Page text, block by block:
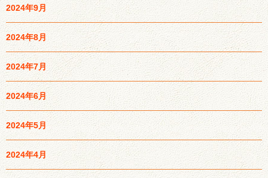
2024年9月
2024年8月
2024年7月
2024年6月
2024年5月
2024年4月